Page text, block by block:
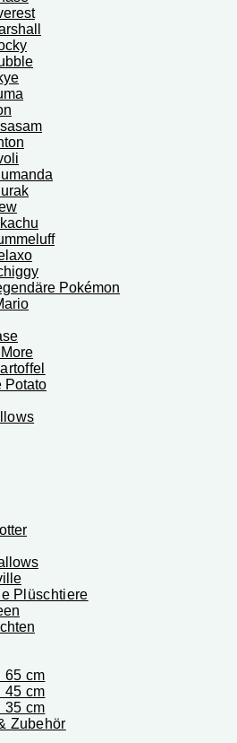
Pokémon
Potato
Plüschtiere
65 cm
45 cm
35 cm
Zubehör